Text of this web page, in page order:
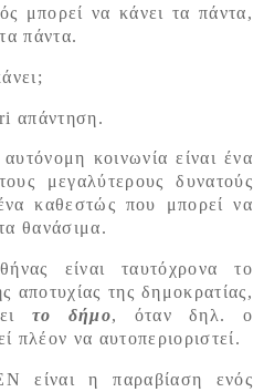
μπορεί να κάνει τα πάντα,
πάντα.
απάντηση.
κοινωνία είναι ένα
μεγαλύτερους δυνατούς
καθεστώς που μπορεί να
θανάσιμα.
είναι ταυτόχρονα το
αποτυχίας της δημοκρατίας,
το δήμο, όταν δηλ. ο
πλέον να αυτοπεριοριστεί.
είναι η παραβίαση ενός